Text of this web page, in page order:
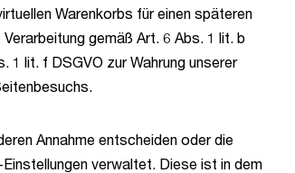
Warenkorbs für einen späteren
gemäß Art. 6 Abs. 1 lit. b
1 lit. f DSGVO zur Wahrung unserer
Annahme entscheiden oder die
verwaltet. Diese ist in dem